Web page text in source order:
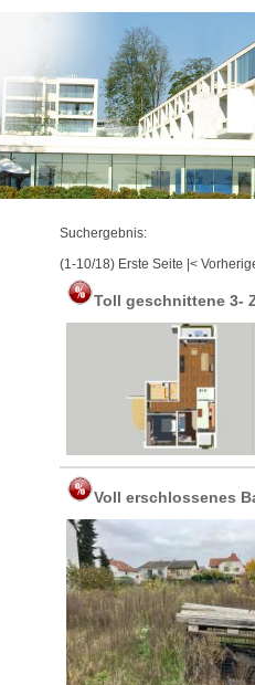
Suchergebnis:
(1-10/18) Erste Seite <
Toll geschnittene 3-
Voll erschlossenes